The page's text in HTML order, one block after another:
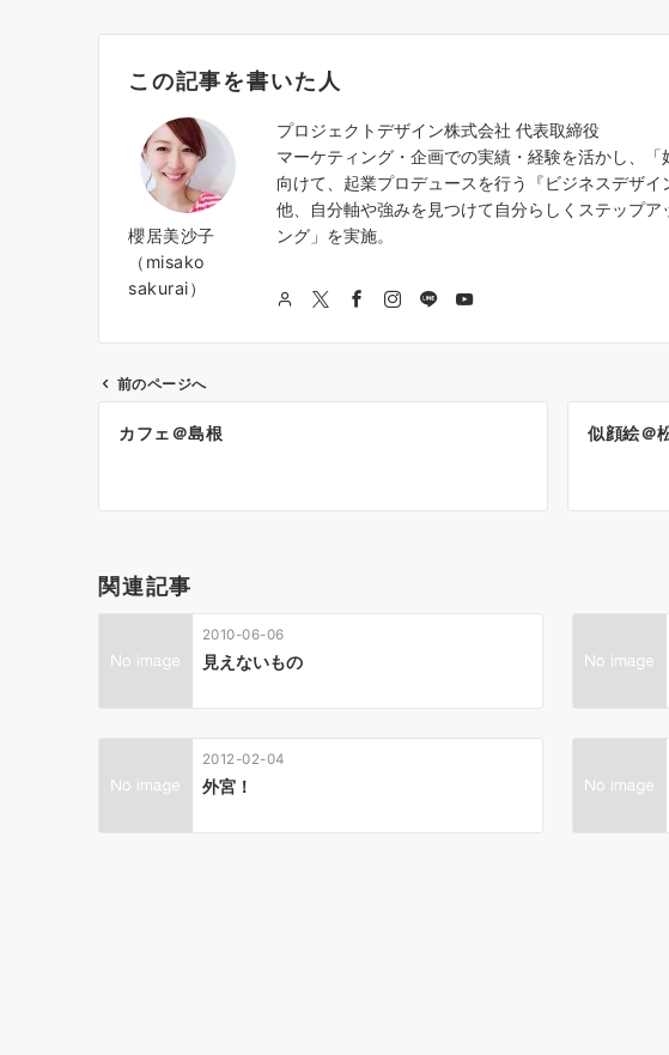
この記事を書いた人
櫻居美沙子
（misako
sakurai）
プロジェクトデザイン株式会社 代表取締役
マーケティング・企画での実績・経験を活かし、
向けて、起業プロデュースを行う『ビジネスデザ
他、自分軸や強みを見つけて自分らしくステップ
ング」を実施。
ゲ
ー
シ
ョ
ン
前のページへ
カフェ＠島根 似顔絵＠
関連記事
2010-06-06
見えないもの
2012-02-04
外宮！